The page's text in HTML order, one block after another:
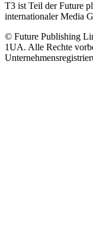
T3 ist Teil der Future
internationaler Media
© Future Publishing
1UA. Alle Rechte